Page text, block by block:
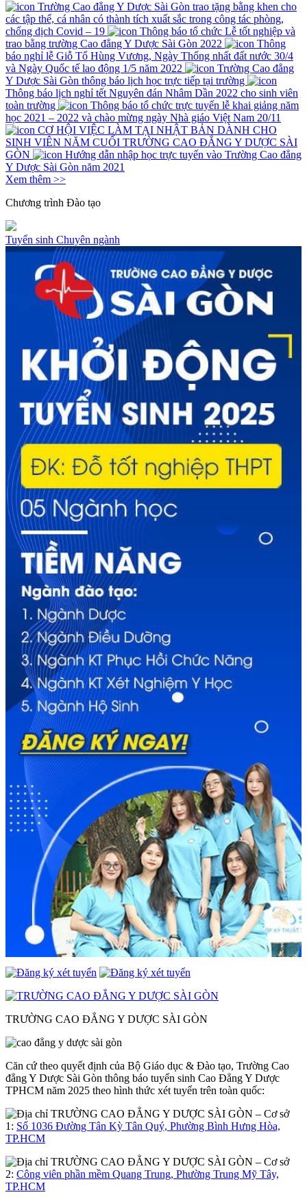
Trường Cao đẳng Y Dược Sài Gòn trao tặng bằng khen cho
các tập thể, cá nhân có thành tích xuất sắc trong công tác phòng,
chống dịch Covid – 19
Thông báo tổ chức Lễ tốt nghiệp và
trao bằng trường Cao đẳng Y Dược Sài Gòn 2022
Thông
báo nghỉ lễ Giỗ Tổ Hùng Vương, Ngày Thống nhất đất nước 30/4
và Ngày Quốc tế lao động 1/5 năm 2022
Trường Cao đẳng
Y Dược Sài Gòn thông báo lịch học trực tiếp tại trường
Thông báo lịch nghỉ tết Nguyên đán Nhâm Dần 2022 cho sinh viên
toàn trường
Thông báo tổ chức trực tuyến lễ khai giảng năm
học 2021 – 2022 và chào mừng ngày Nhà giáo Việt Nam 20/11
CƠ HỘI VIỆC LÀM TẠI NHẬT BẢN DÀNH CHO
SINH VIÊN NĂM CUỐI TRƯỜNG CAO ĐẲNG Y DƯỢC SÀI
GÒN
Hướng dẫn nhập học trực tuyến vào Trường Cao đẳng
Y Dược Sài Gòn năm 2021
Xem thêm >>
Chương trình Đào tạo
Tuyển sinh Chuyên ngành
TRƯỜNG CAO ĐẲNG Y DƯỢC SÀI GÒN
Căn cứ theo quyết định của Bộ Giáo dục & Đào tạo, Trường Cao
đẳng Y Dược Sài Gòn thông báo tuyển sinh Cao Đẳng Y Dược
TPHCM năm 2025 theo hình thức xét tuyển trên toàn quốc:
– Cơ sở
1: Số 1036 Đường Tân Kỳ Tân Quý, Phường Bình Hưng Hòa,
TP.HCM
– Cơ sở
2: Công viên phần mềm Quang Trung, Phường Trung Mỹ Tây,
TP.HCM